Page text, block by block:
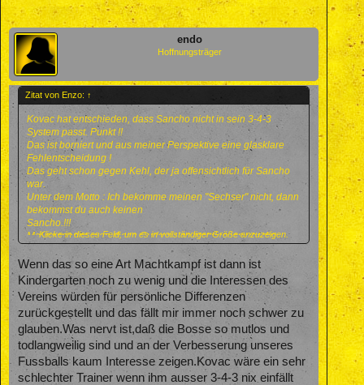
endo
Hoffnungsträger
Zitat von Enzo: ↑
Kovac hat entschieden, dass Sancho nicht in sein 3-4-3
System passt. Punkt !!
Das ist borniert und aus meiner Perspektive eine glasklare
Fehlentscheidung !
Das geht schon gegen Kehl, der ja offensichtlich für Sancho
war.
Unter dem Motto : Ich bekomme meinen "Sechser" nicht, dann
bekommst du auch keinen
Sancho.!!!
Mal gespannt, wen diese Gurken uns stattdessen vor die
Klicke in dieses Feld, um es in vollständiger Größe anzuzeigen.
Wenn das so eine Art Machtkampf ist dann ist
Kindergarten noch zu wenig und die Interessen des
Vereins würden für persönliche Differenzen
zurückgestellt und das fällt mir immer noch schwer zu
glauben.Was nervt ist,daß die Bosse so mutlos und
todlangweilig sind und an der Verbesserung unseres
Fussballs kaum Interesse zeigen.Kovac wäre ein sehr
schlechter Trainer wenn ihm ausser 3-4-3 nix einfällt